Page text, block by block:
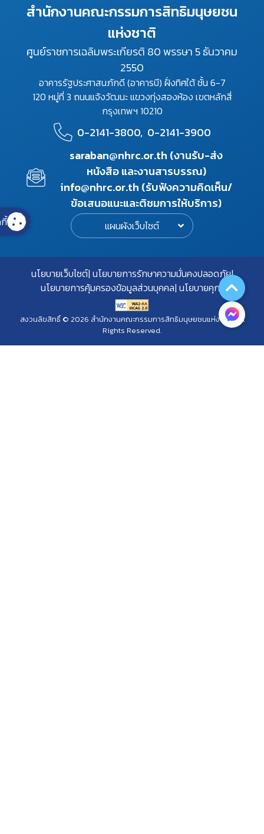
สำนักงานคณะกรรมการสิทธิมนุษยชน
แห่งชาติ
ศูนย์ราชการเฉลิมพระเกียรติ 80 พรรษา 5 ธันวาคม
2550
อาคารรัฐประศาสนภักดี (อาคารบี) ฝั่งทิศใต้ ชั้น 6-7
120 หมู่ที่ 3 ถนนแจ้งวัฒนะ แขวงทุ่งสองห้อง เขตหลักสี่
กรุงเทพฯ 10210
0-2141-3800, 0-2141-3900
saraban@nhrc.or.th (งานรับ-ส่ง
หนังสือ และงานสารบรรณ)
info@nhrc.or.th (รับฟังความคิดเห็น/
ข้อเสนอแนะและติชมการให้บริการ)
แผนผังเว็บไซต์
นโยบายเว็บไซต์ นโยบายการรักษาความมั่นคงปลอดภัย
นโยบายการคุ้มครองข้อมูลส่วนบุคคล นโยบายคุกกี้
สงวนลิขสิทธิ์ © 2026 สำนักงานคณะกรรมการสิทธิมนุษยชนแห่งชาติ. All
Rights Reserved.